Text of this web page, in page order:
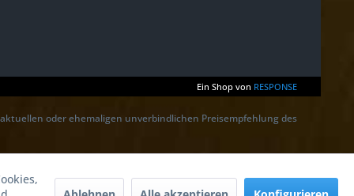
Ein Shop von RESPONSE
oder ehemaligen unverbindlichen Preisempfehlung des